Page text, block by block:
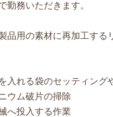
勤務いただきます。
品用の素材に再加工する
入れる袋のセッティング
ウム破片の掃除
へ投入する作業